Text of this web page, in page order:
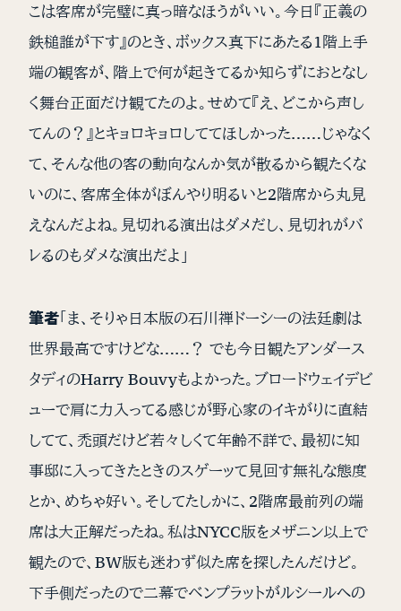
こは客席が完璧に真っ暗なほうがいい。今日『正義の
鉄槌誰が下す』のとき、ボックス真下にあたる1階上手
端の観客が、階上で何が起きてるか知らずにおとなし
く舞台正面だけ観てたのよ。せめて『え、どこから声し
てんの？』とキョロキョロしててほしかった……じゃなく
て、そんな他の客の動向なんか気が散るから観たくな
いのに、客席全体がぼんやり明るいと2階席から丸見
えなんだよね。見切れる演出はダメだし、見切れがバ
レるのもダメな演出だよ」
筆者「ま、そりゃ日本版の石川禅ドーシーの法廷劇は
世界最高ですけどな……？ でも今日観たアンダース
タディのHarry Bouvyもよかった。ブロードウェイデビ
ューで肩に力入ってる感じが野心家のイキがりに直結
してて、禿頭だけど若々しくて年齢不詳で、最初に知
事邸に入ってきたときのスゲーッて見回す無礼な態度
とか、めちゃ好い。そしてたしかに、2階席最前列の端
席は大正解だったね。私はNYCC版をメザニン以上で
観たので、BW版も迷わず似た席を探したんだけど。
下手側だったので二幕でベンプラットがルシールへの